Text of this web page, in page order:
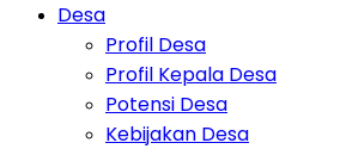
Desa
Profil Desa
Profil Kepala Desa
Potensi Desa
Kebijakan Desa